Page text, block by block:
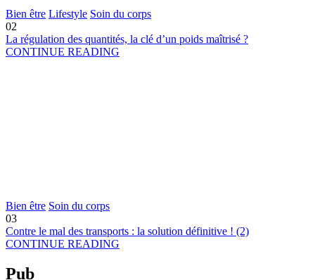
Bien être Lifestyle Soin du corps
02
La régulation des quantités, la clé d’un poids maîtrisé ?
CONTINUE READING
Bien être Soin du corps
03
Contre le mal des transports : la solution définitive ! (2)
CONTINUE READING
Pub